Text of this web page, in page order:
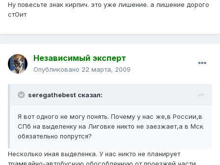
Ну повесьте знак кирпич. это уже лишение. а лишение дорого
стОит
Независимый эксперт
Опубликовано 22 марта, 2009
seregathebest сказал:
Я вот одного не могу понять. Почему у нас же,в России,в
СПб на выделенку на Лиговке никто не заезжает,а в Мск
обязательно попрутся?
Несколько иная выделенка. У нас никто не планирует